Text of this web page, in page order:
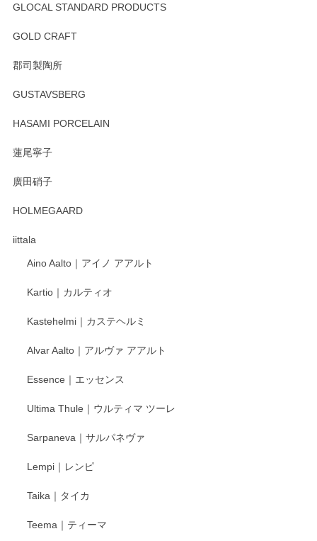
GLOCAL STANDARD PRODUCTS
GOLD CRAFT
郡司製陶所
GUSTAVSBERG
HASAMI PORCELAIN
蓮尾寧子
廣田硝子
HOLMEGAARD
iittala
Aino Aalto｜アイノ アアルト
Kartio｜カルティオ
Kastehelmi｜カステヘルミ
Alvar Aalto｜アルヴァ アアルト
Essence｜エッセンス
Ultima Thule｜ウルティマ ツーレ
Sarpaneva｜サルパネヴァ
Lempi｜レンピ
Taika｜タイカ
Teema｜ティーマ